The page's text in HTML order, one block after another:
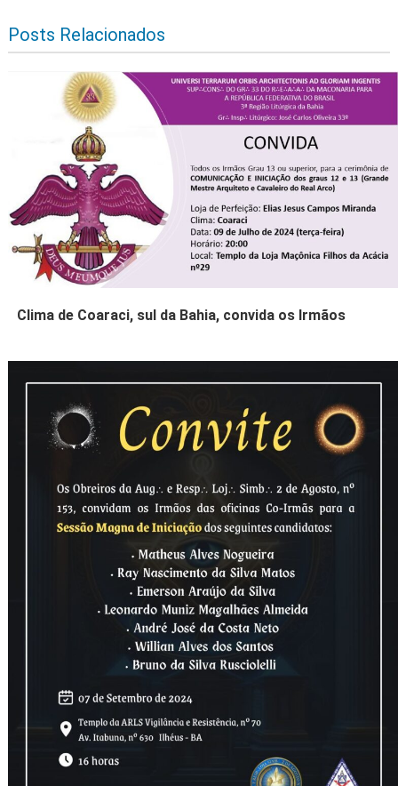
Posts Relacionados
Clima de Coaraci, sul da Bahia, convida os Irmãos